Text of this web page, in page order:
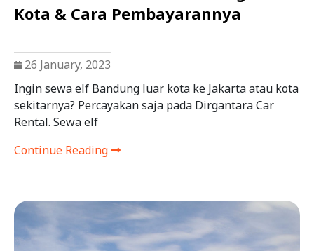
Kota & Cara Pembayarannya
26 January, 2023
Ingin sewa elf Bandung luar kota ke Jakarta atau kota
sekitarnya? Percayakan saja pada Dirgantara Car
Rental. Sewa elf
Continue Reading